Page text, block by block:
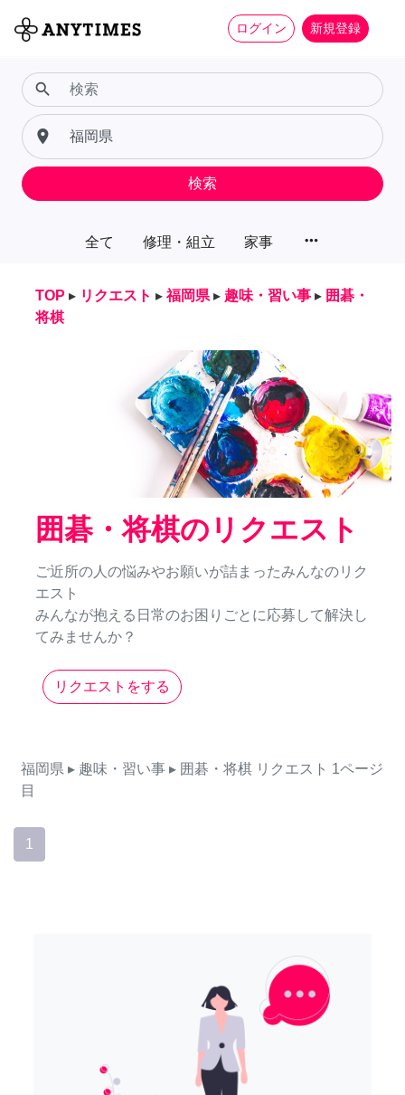
ログイン 新規登録
全て 修理・組立 家事 more_horiz
search
place
検索
TOP ▸ リクエスト ▸ 福岡県 ▸ 趣味・習い事 ▸ 囲碁・
将棋
囲碁・将棋のリクエスト
ご近所の人の悩みやお願いが詰まったみんなのリク
エスト
みんなが抱える日常のお困りごとに応募して解決し
てみませんか？
リクエストをする
福岡県 ▸ 趣味・習い事 ▸ 囲碁・将棋 リクエスト 1ページ
目
1